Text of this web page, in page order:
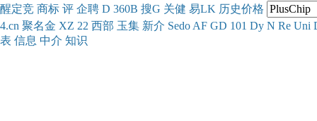
醒定竞 商标 评 企聘 D 360B 搜G 关健 易LK 历史价格
4.cn 聚名金 XZ 22 西部 玉集 新介 Sedo AF GD 101 Dy N Re Uni
表 信息 中介 知识